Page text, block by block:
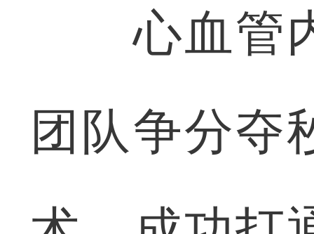
心血管内
团队争分夺